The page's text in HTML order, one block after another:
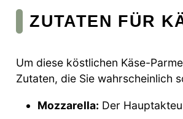
ZUTATEN FÜR
Um diese köstlichen Käse-
Zutaten, die Sie wahrscheinlich
Mozzarella: Der